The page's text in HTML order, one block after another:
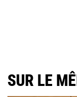
SUR LE